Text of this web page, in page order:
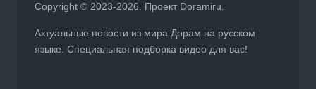
Copyright © 2023-2026. Проект Doramiru.
Актуальные новости из мира Дорам на русском
языке. Специальная подборка видео для вас!